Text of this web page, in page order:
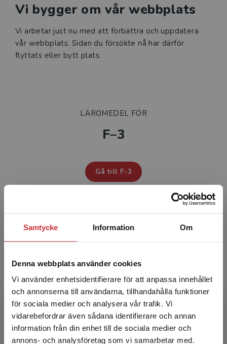
Samtycke Information Om
Denna webbplats använder cookies
Vi använder enhetsidentifierare för att anpassa innehållet
och annonserna till användarna, tillhandahålla funktioner
för sociala medier och analysera vår trafik. Vi
vidarebefordrar även sådana identifierare och annan
information från din enhet till de sociala medier och
annons- och analysföretag som vi samarbetar med.
Begränsad fraktregion
Kompetensutveckling
Prova demoprodukter
Studentlitteratur i siffror
GDPR och personuppgifter
Cookies
Tillgänglighet
About us
Vi bygger om vår webbplats
Vi arbetar just nu med att förbättra och uppdatera
vår webbplats. Sidan du försökte nå har därför
flyttats eller bytt plats.
LÄROMEDEL FÖR
F–3
Gå till F-3
LÄROMEDEL FÖR
4-6
Gå till 4-6
LÄROMEDEL FÖR